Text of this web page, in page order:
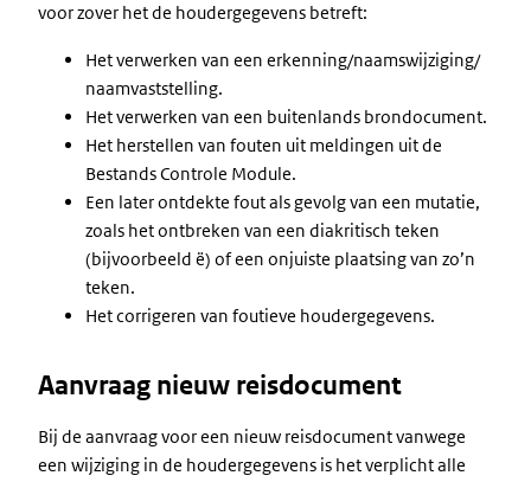
voor zover het de houdergegevens betreft:
Het verwerken van een erkenning/naamswijziging/
naamvaststelling.
Het verwerken van een buitenlands brondocument.
Het herstellen van fouten uit meldingen uit de
Bestands Controle Module.
Een later ontdekte fout als gevolg van een mutatie,
zoals het ontbreken van een diakritisch teken
(bijvoorbeeld ë) of een onjuiste plaatsing van zo’n
teken.
Het corrigeren van foutieve houdergegevens.
Aanvraag nieuw reisdocument
Bij de aanvraag voor een nieuw reisdocument vanwege
een wijziging in de houdergegevens is het verplicht alle